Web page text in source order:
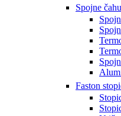
Spojne
Faston